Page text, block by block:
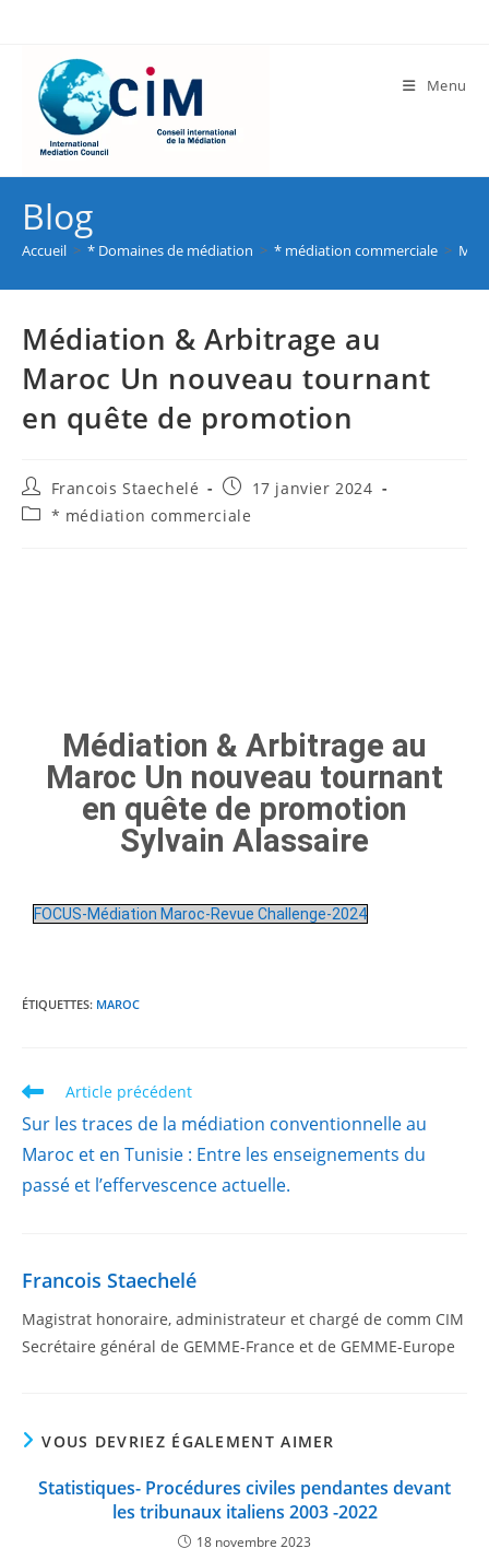
Menu
Blog
Accueil > * Domaines de médiation > * médiation commerciale >
Médiation & Arbitrage au
Maroc Un nouveau tournant
en quête de promotion
Francois Staechelé
17 janvier 2024
* médiation commerciale
Médiation & Arbitrage au
Maroc Un nouveau tournant
en quête de promotion
Sylvain Alassaire
FOCUS-Médiation Maroc-Revue Challenge-2024
ÉTIQUETTES: MAROC
Article précédent
Sur les traces de la médiation conventionnelle au
Maroc et en Tunisie : Entre les enseignements du
passé et l’effervescence actuelle.
Francois Staechelé
Magistrat honoraire, administrateur et chargé de comm CIM
Secrétaire général de GEMME-France et de GEMME-Europe
VOUS DEVRIEZ ÉGALEMENT AIMER
Statistiques- Procédures civiles pendantes devant
les tribunaux italiens 2003 -2022
18 novembre 2023